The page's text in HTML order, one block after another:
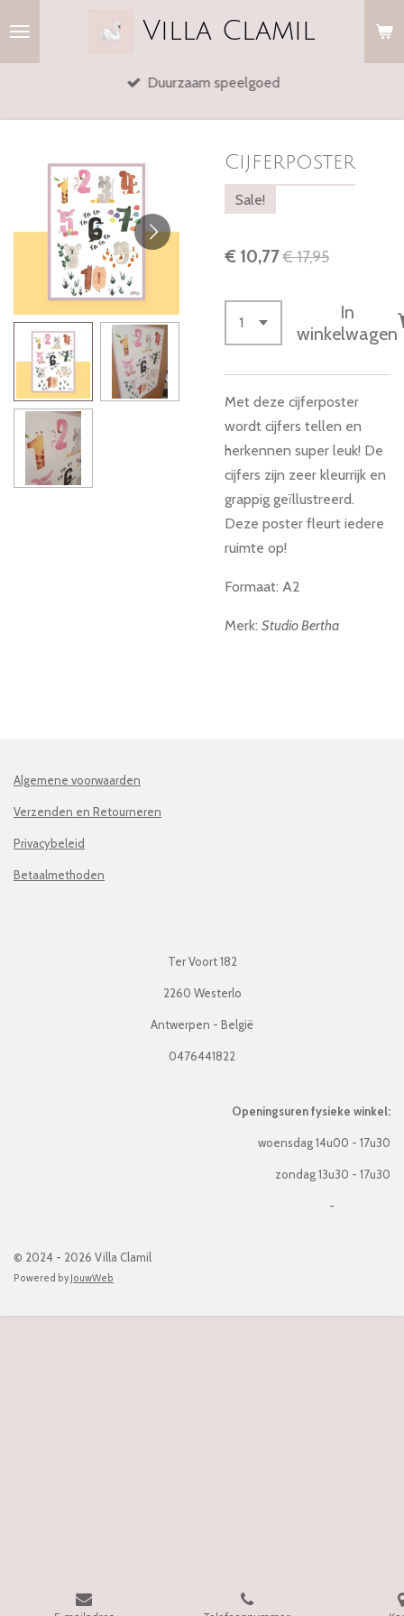
hoofdinhoud
Villa Clamil
Duurzaam speelgoed
Cijferposter
Sale!
€ 10,77€ 17,95
In
winkelwagen
Met deze cijferposter
wordt cijfers tellen en
herkennen super leuk! De
cijfers zijn zeer kleurrijk en
grappig geïllustreerd.
Deze poster fleurt iedere
ruimte op!
Formaat: A2
Merk: Studio Bertha
Algemene voorwaarden
Verzenden en Retourneren
Privacybeleid
Betaalmethoden
Ter Voort 182
2260 Westerlo
Antwerpen - België
0476441822
Openingsuren fysieke winkel:
woensdag 14u00 - 17u30
zondag 13u30 - 17u30
-
© 2024 - 2026 Villa Clamil
Powered byJouwWeb